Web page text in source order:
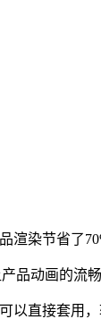
渲染节省了
品动画的流
以直接套用